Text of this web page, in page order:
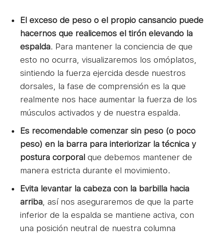
El exceso de peso o el propio cansancio puede
hacernos que realicemos el tirón elevando la
espalda. Para mantener la conciencia de que
esto no ocurra, visualizaremos los omóplatos,
sintiendo la fuerza ejercida desde nuestros
dorsales, la fase de comprensión es la que
realmente nos hace aumentar la fuerza de los
músculos activados y de nuestra espalda.
Es recomendable comenzar sin peso (o poco
peso) en la barra para interiorizar la técnica y
postura corporal que debemos mantener de
manera estricta durante el movimiento.
Evita levantar la cabeza con la barbilla hacia
arriba, así nos aseguraremos de que la parte
inferior de la espalda se mantiene activa, con
una posición neutral de nuestra columna